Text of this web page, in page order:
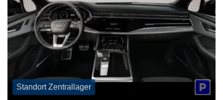
Standort Zentrallager